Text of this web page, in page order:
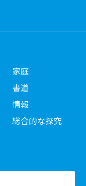
家庭
書道
情報
総合的な探究